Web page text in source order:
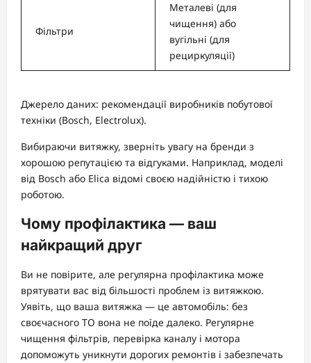
Фільтри
Металеві (для
чищення) або
вугільні (для
рециркуляції)
Джерело даних: рекомендації виробників побутової
техніки (Bosch, Electrolux).
Вибираючи витяжку, зверніть увагу на бренди з
хорошою репутацією та відгуками. Наприклад, моделі
від Bosch або Elica відомі своєю надійністю і тихою
роботою.
Чому профілактика — ваш
найкращий друг
Ви не повірите, але регулярна профілактика може
врятувати вас від більшості проблем із витяжкою.
Уявіть, що ваша витяжка — це автомобіль: без
своєчасного ТО вона не поїде далеко. Регулярне
чищення фільтрів, перевірка каналу і мотора
допоможуть уникнути дорогих ремонтів і забезпечать